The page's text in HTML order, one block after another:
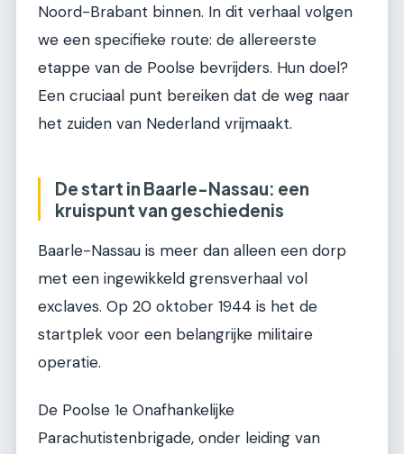
Noord-Brabant binnen. In dit verhaal volgen
we een specifieke route: de allereerste
etappe van de Poolse bevrijders. Hun doel?
Een cruciaal punt bereiken dat de weg naar
het zuiden van Nederland vrijmaakt.
De start in Baarle-Nassau: een
kruispunt van geschiedenis
Baarle-Nassau is meer dan alleen een dorp
met een ingewikkeld grensverhaal vol
exclaves. Op 20 oktober 1944 is het de
startplek voor een belangrijke militaire
operatie.
De Poolse 1e Onafhankelijke
Parachutistenbrigade, onder leiding van